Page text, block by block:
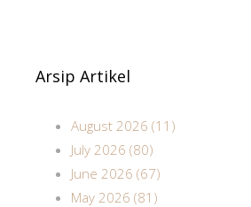
Arsip Artikel
August 2026 (11)
July 2026 (80)
June 2026 (67)
May 2026 (81)